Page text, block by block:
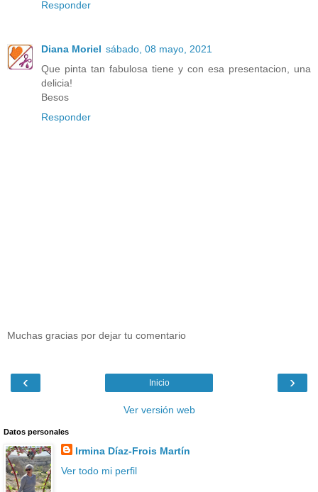
Responder
Diana Moriel sábado, 08 mayo, 2021
Que pinta tan fabulosa tiene y con esa presentacion, una
delicia!
Besos
Responder
Muchas gracias por dejar tu comentario
‹ ›
Inicio
Ver versión web
Datos personales
Irmina Díaz-Frois Martín
Ver todo mi perfil